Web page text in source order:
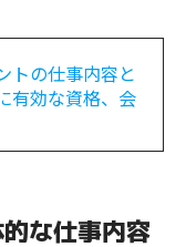
トの仕事内容と
有効な資格、会
な仕事内容